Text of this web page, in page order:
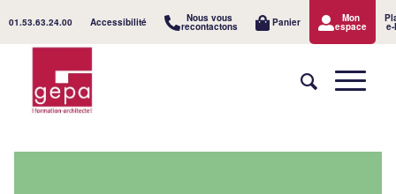
01.53.63.24.00 Accessibilité Nous vous
recontactons Panier Mon
espace